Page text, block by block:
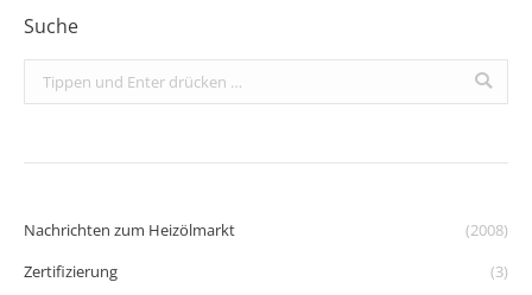
Suche
Search:
Nachrichten zum Heizölmarkt
(2008)
Zertifizierung
(3)